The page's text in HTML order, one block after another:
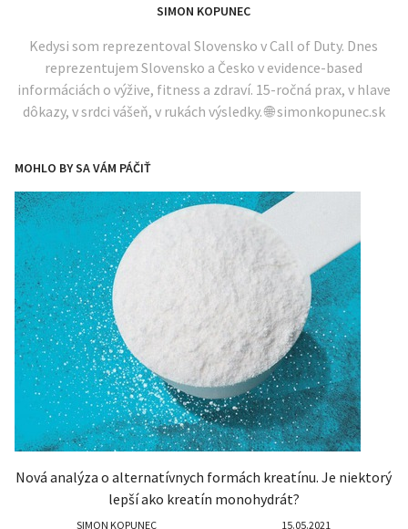
SIMON KOPUNEC
Kedysi som reprezentoval Slovensko v Call of Duty. Dnes
reprezentujem Slovensko a Česko v evidence-based
informáciách o výžive, fitness a zdraví. 15-ročná prax, v hlave
dôkazy, v srdci vášeň, v rukách výsledky. 🌐 simonkopunec.sk
MOHLO BY SA VÁM PÁČIŤ
Nová analýza o alternatívnych formách kreatínu. Je niektorý
lepší ako kreatín monohydrát?
SIMON KOPUNEC 15.05.2021